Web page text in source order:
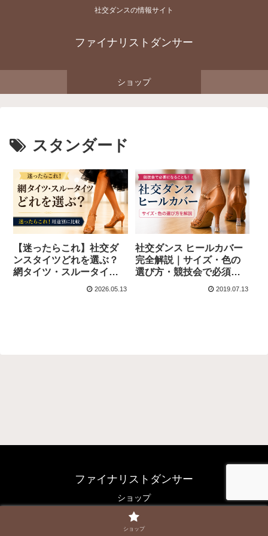
社交ダンスの情報サイト
ファイナリストダンサー
ショップ
スタンダード
【迷ったらこれ】社交ダ
ンスタイツどれを選ぶ？
網タイツ・スルータイツ
2026.05.13
社交ダンス ヒールカバー
完全解説｜サイズ・色の
選び方・競技会で必須の
2019.07.13
ファイナリストダンサー
ショップ
© 2017 ファイナリストダンサー.
ショップ